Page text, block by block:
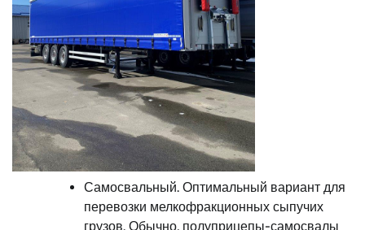
Самосвальный. Оптимальный вариант для
перевозки мелкофракционных сыпучих
грузов. Обычно, полуприцепы-самосвалы